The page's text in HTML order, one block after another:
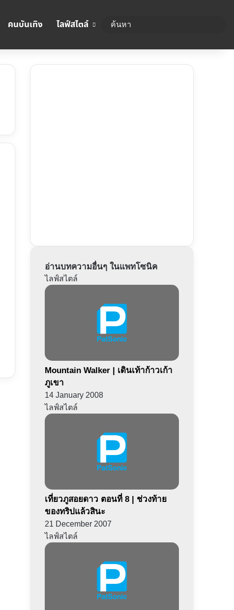
คนบันเทิง ไลฟ์สไตล์
อ่านบทความอื่นๆ ในแพทโซนิค
ไลฟ์สไตล์
Mountain Walker | เดินเท้าก้าวเก้า
ภูเขา
14 January 2008
ไลฟ์สไตล์
เที่ยวภูสอยดาว ตอนที่ 8 | ช่วงท้าย
ของทริปแล้วสินะ
21 December 2007
ไลฟ์สไตล์